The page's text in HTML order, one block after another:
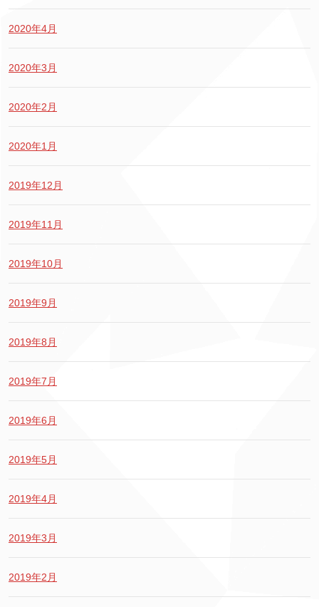
2020年4月
2020年3月
2020年2月
2020年1月
2019年12月
2019年11月
2019年10月
2019年9月
2019年8月
2019年7月
2019年6月
2019年5月
2019年4月
2019年3月
2019年2月